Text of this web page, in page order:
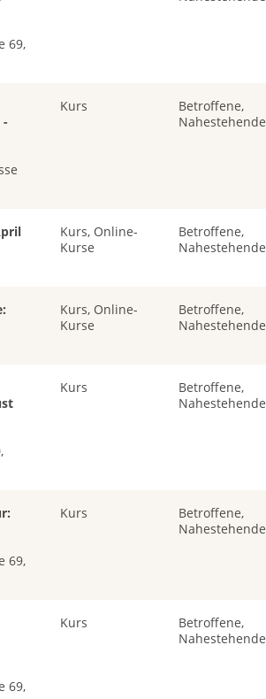
69,
Kurs
Betroffene,
Nahestehende
Kurs, Online-
Kurse
Betroffene,
Nahestehende
Kurs, Online-
Kurse
Betroffene,
Nahestehende
Kurs
Betroffene,
Nahestehende
69,
Kurs
Betroffene,
Nahestehende
69,
Kurs
Betroffene,
Nahestehende